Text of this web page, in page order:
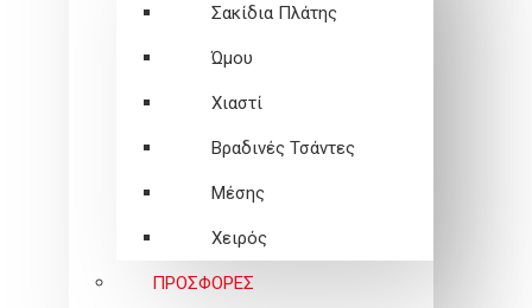
Σακίδια Πλάτης
Ώμου
Χιαστί
Βραδινές Τσάντες
Μέσης
Χειρός
ΠΡΟΣΦΟΡΕΣ